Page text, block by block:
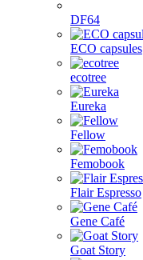
DF64
ECO capsules
ecotree
Eureka
Fellow
Femobook
Flair Espresso
Gene Café
Goat Story